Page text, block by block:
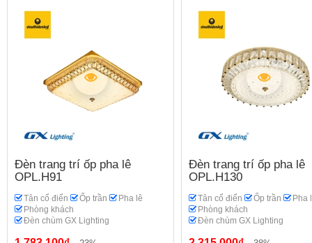
Đèn trang trí ốp pha lê
OPL.H91
Tân cổ điển Ốp trần
Pha lê
Phòng khách
Đèn chùm GX Lighting
Đèn trang trí ốp pha lê
OPL.H130
Tân cổ điển Ốp trần
Pha
Phòng khách
Đèn chùm GX Lighting